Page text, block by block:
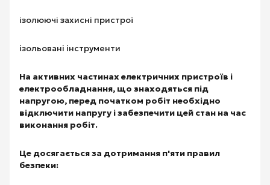
ізолюючі захисні пристрої
ізольовані інструменти
На активних частинах електричних пристроїв і
електрообладнання, що знаходяться під
напругою, перед початком робіт необхідно
відключити напругу і забезпечити цей стан на час
виконання робіт.
Це досягається за дотримання п'яти правил
безпеки: